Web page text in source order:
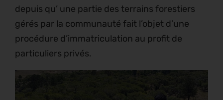
depuis qu’ une partie des terrains forestiers
gérés par la communauté fait l’objet d’une
procédure d’immatriculation au profit de
particuliers privés.